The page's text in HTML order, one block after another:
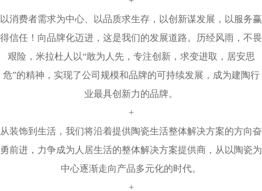
以消费者需求为中心、以品质求生存，以创新谋发展，以服务赢
得信任！向品牌化迈进，这是我们的发展道路。历经风雨，不畏
艰险，米拉杜人以“敢为人先，专注创新，求变进取，居安思
危”的精神，实现了公司规模和品牌的可持续发展，成为建陶行
业最具创新力的品牌。
+
从装饰到生活，我们将沿着提供陶瓷生活整体解决方案的方向奋
勇前进，力争成为人居生活的整体解决方案提供商，从以陶瓷为
中心逐渐走向产品多元化的时代。
+